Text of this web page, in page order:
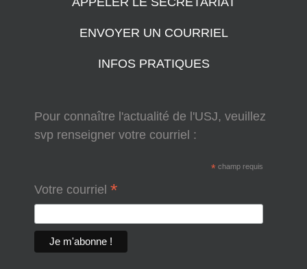
ENVOYER UN COURRIEL
INFOS PRATIQUES
Pour connaître l'actualité de l'USJ, veuillez
svp renseigner votre courriel :
* champ requis
Votre courriel *